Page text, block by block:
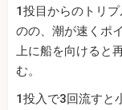
1投目からのトリ
のの、潮が速くポ
上に船を向けると
む。
1投入で3回流すと